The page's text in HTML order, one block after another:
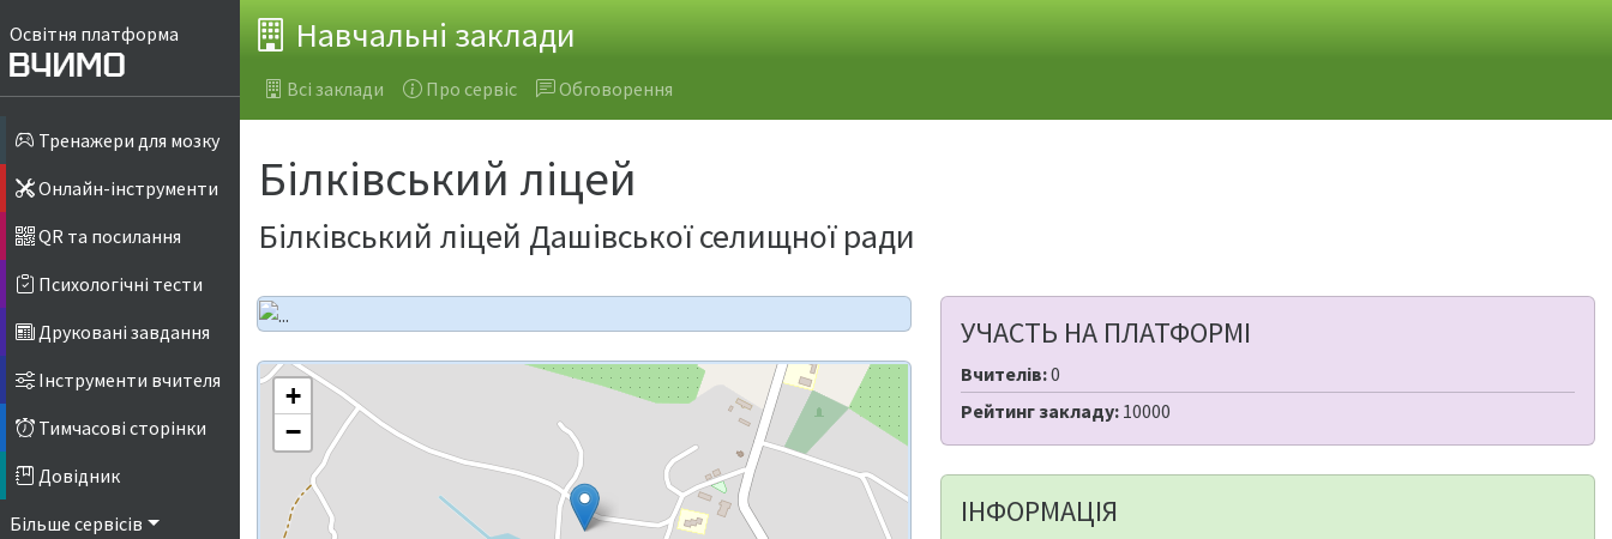
Освітня платформа
Тренажери для мозку
Онлайн-інструменти
QR та посилання
Психологічні тести
Друковані завдання
Інструменти вчителя
Тимчасові сторінки
Довідник
Більше сервісів
Навчальні заклади
Всі заклади Про сервіс Обговорення
Білківський ліцей
Білківський ліцей Дашівської селищної ради
+
−
УЧАСТЬ НА ПЛАТФОРМІ
Вчителів:0
Рейтинг закладу: 10000
ІНФОРМАЦІЯ